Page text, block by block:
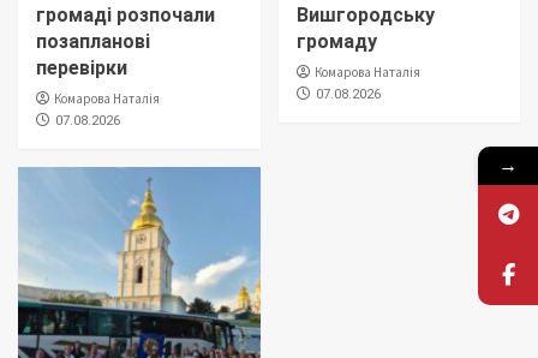
громаді розпочали
позапланові
перевірки
Комарова Наталія
07.08.2026
Вишгородську
громаду
Комарова Наталія
07.08.2026
→